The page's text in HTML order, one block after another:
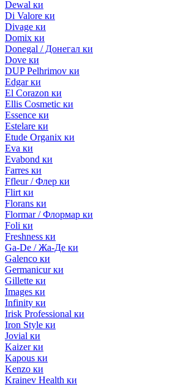
Dewal ки
Di Valore ки
Divage ки
Domix ки
Donegal / Донегал ки
Dove ки
DUP Pelhrimov ки
Edgar ки
El Corazon ки
Ellis Cosmetic ки
Essence ки
Estelare ки
Etude Organix ки
Eva ки
Evabond ки
Farres ки
Ffleur / Флер ки
Flirt ки
Florans ки
Flormar / Флормар ки
Foli ки
Freshness ки
Ga-De / Жа-Де ки
Galenco ки
Germanicur ки
Gillette ки
Images ки
Infinity ки
Irisk Professional ки
Iron Style ки
Jovial ки
Kaizer ки
Kapous ки
Kenzo ки
Krainev Health ки